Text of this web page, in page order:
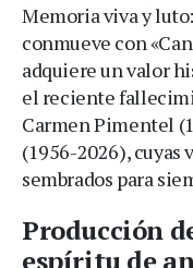
Memoria viva y
conmueve con
adquiere un valor
el reciente
Carmen Pimentel
(1956-2026), cuyas
sembrados para
Producción
espíritu de